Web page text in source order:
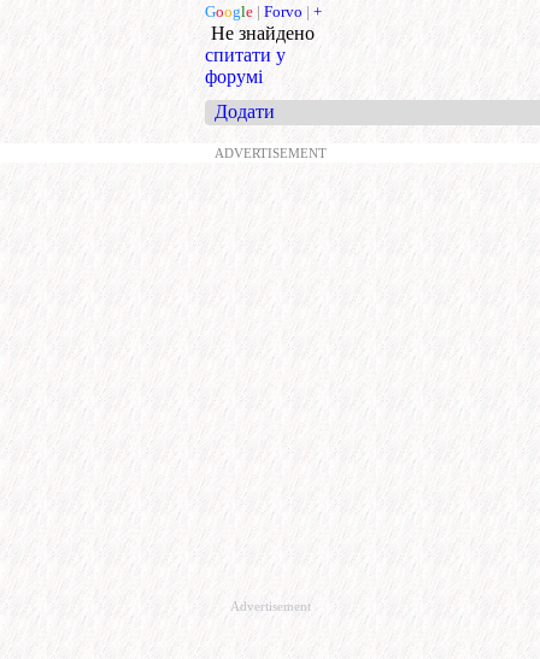
Google | Forvo | +
Не знайдено
спитати у
форумі
Додати
ADVERTISEMENT
Advertisement